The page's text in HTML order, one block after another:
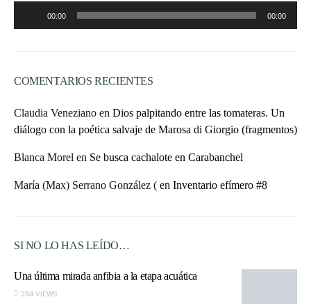
00:00 00:00
COMENTARIOS RECIENTES
Claudia Veneziano en Dios palpitando entre las tomateras. Un
diálogo con la poética salvaje de Marosa di Giorgio (fragmentos)
Blanca Morel en Se busca cachalote en Carabanchel
María (Max) Serrano González ( en Inventario efímero #8
SI NO LO HAS LEÍDO…
Una última mirada anfibia a la etapa acuática
284 VIEWS